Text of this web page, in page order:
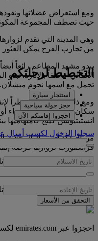
ومع استعراض عضلاتها
حيث تصطف المجموعة المكونة من 11 متحفاً على جانبي نهر الماين. دار الأوبرا في فرانكفورت، والحائزة في نفس الوقت على لقب "دار الأوبرا
وهي المدينة التي تقدم
من تجارب الفرح يمكن
يبدو مشهد المطاعم رائعاً
الألماني عاصفاً بالإثارة.
تحمل مع اسمها نجوم ميشلان.
ومع ذلك، لن تكون مضطراً
سكان جاؤوا من جميع أنحاء
انستيتيوشن كينج كاميهاميها
من المؤكد أن تترك الرحلات
فرانكفورت لزوارها فرصة
التخطيط لرحلتكم
استئجار سيارة
حجز جولة سياحية
احجزوا إقامتكم الآن
سجلوا الدخول لكسب أميالٍ
التحقق من الأسعار
احجزوا عبر emirates.com لكسب أميال سكاي واردز من خلال شريكنا كارترولر، الذي تعاونا معه للمقارنة بين أكثر من 1700 مورد عالمي وتقديم أسعار رائعة لأكثر من 50000 موقع في أكثر من 145 دولة.